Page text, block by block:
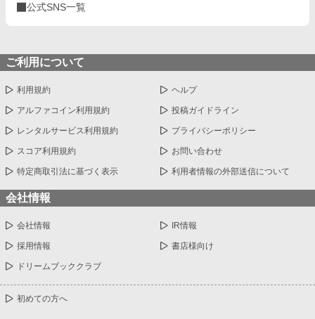
公式SNS一覧
ご利用について
利用規約 ヘルプ
アルファコイン利用規約 投稿ガイドライン
レンタルサービス利用規約 プライバシーポリシー
スコア利用規約 お問い合わせ
特定商取引法に基づく表示 利用者情報の外部送信について
会社情報
会社情報 IR情報
採用情報 書店様向け
ドリームブッククラブ
初めての方へ